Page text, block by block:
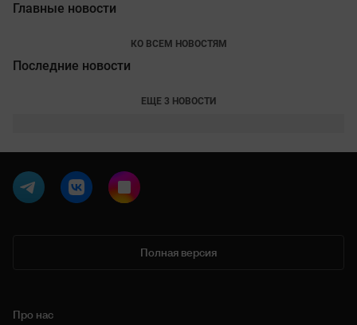
Главные новости
КО ВСЕМ НОВОСТЯМ
Последние новости
ЕЩЕ 3 НОВОСТИ
Полная версия
Про нас